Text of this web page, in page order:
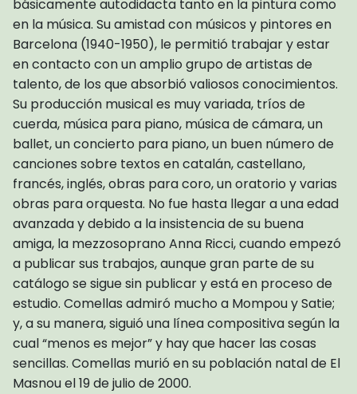
básicamente autodidacta tanto en la pintura como
en la música. Su amistad con músicos y pintores en
Barcelona (1940-1950), le permitió trabajar y estar
en contacto con un amplio grupo de artistas de
talento, de los que absorbió valiosos conocimientos.
Su producción musical es muy variada, tríos de
cuerda, música para piano, música de cámara, un
ballet, un concierto para piano, un buen número de
canciones sobre textos en catalán, castellano,
francés, inglés, obras para coro, un oratorio y varias
obras para orquesta. No fue hasta llegar a una edad
avanzada y debido a la insistencia de su buena
amiga, la mezzosoprano Anna Ricci, cuando empezó
a publicar sus trabajos, aunque gran parte de su
catálogo se sigue sin publicar y está en proceso de
estudio. Comellas admiró mucho a Mompou y Satie;
y, a su manera, siguió una línea compositiva según la
cual “menos es mejor” y hay que hacer las cosas
sencillas. Comellas murió en su población natal de El
Masnou el 19 de julio de 2000.